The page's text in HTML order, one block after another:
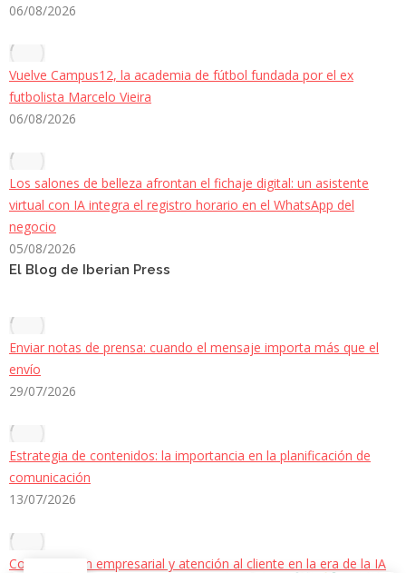
06/08/2026
Vuelve Campus12, la academia de fútbol fundada por el ex
futbolista Marcelo Vieira
06/08/2026
Los salones de belleza afrontan el fichaje digital: un asistente
virtual con IA integra el registro horario en el WhatsApp del
negocio
05/08/2026
El Blog de Iberian Press
Enviar notas de prensa: cuando el mensaje importa más que el
envío
29/07/2026
Estrategia de contenidos: la importancia en la planificación de
comunicación
13/07/2026
Comunicación empresarial y atención al cliente en la era de la IA